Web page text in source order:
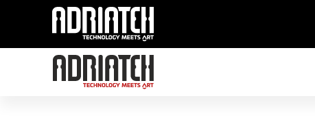
A.P. Autobath Carwash Ltd